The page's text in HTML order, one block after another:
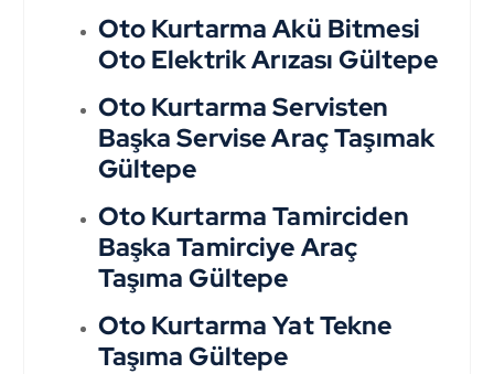
Oto Kurtarma Akü Bitmesi
Oto Elektrik Arızası Gültepe
Oto Kurtarma Servisten
Başka Servise Araç Taşımak
Gültepe
Oto Kurtarma Tamirciden
Başka Tamirciye Araç
Taşıma Gültepe
Oto Kurtarma Yat Tekne
Taşıma Gültepe